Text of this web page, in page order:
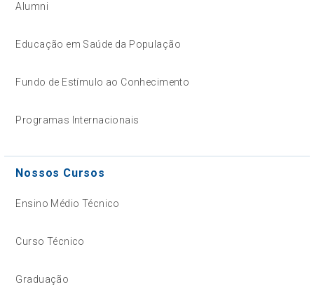
Alumni
Educação em Saúde da População
Fundo de Estímulo ao Conhecimento
Programas Internacionais
Nossos Cursos
Ensino Médio Técnico
Curso Técnico
Graduação